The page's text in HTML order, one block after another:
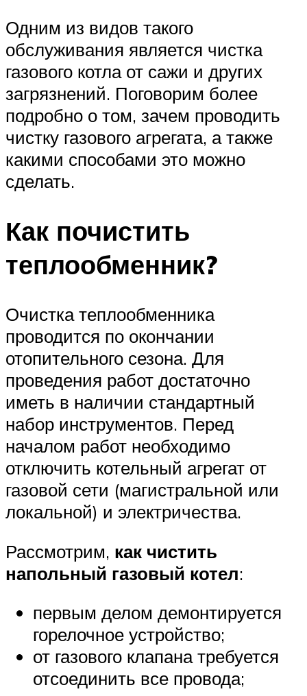
Одним из видов такого
обслуживания является чистка
газового котла от сажи и других
загрязнений. Поговорим более
подробно о том, зачем проводить
чистку газового агрегата, а также
какими способами это можно
сделать.
Как почистить
теплообменник?
Очистка теплообменника
проводится по окончании
отопительного сезона. Для
проведения работ достаточно
иметь в наличии стандартный
набор инструментов. Перед
началом работ необходимо
отключить котельный агрегат от
газовой сети (магистральной или
локальной) и электричества.
Рассмотрим, как чистить
напольный газовый котел:
первым делом демонтируется
горелочное устройство;
от газового клапана требуется
отсоединить все провода;